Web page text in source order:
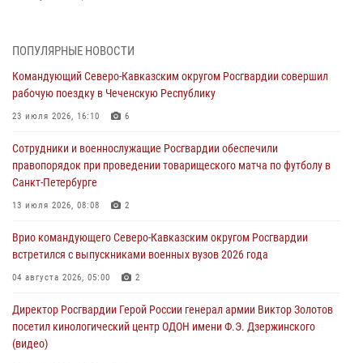
(видео)
Росгвардейцы провели занятие по стрелковой подготовке для
воспитанников Центра детского, юношеского туризма и
09 августа 2026, 05:00
В регионах Урала бойцам Росгвардии в зону СВО передали свежие
тиражи газет
Всероссийская ведомственная акции «Каникулы с Росгвардией
проходит в Сибири
ПОПУЛЯРНЫЕ НОВОСТИ
Командующий Северо-Кавказским округом Росгвардии совершил
рабочую поездку в Чеченскую Республику
23 июля 2026, 16:10 6
Сотрудники и военнослужащие Росгвардии обеспечили
правопорядок при проведении товарищеского матча по футболу в
Санкт-Петербурге
13 июля 2026, 08:08 2
Врио командующего Северо-Кавказским округом Росгвардии
встретился с выпускниками военных вузов 2026 года
04 августа 2026, 05:00 2
Директор Росгвардии Герой России генерал армии Виктор Золотов
посетил кинологический центр ОДОН имени Ф.Э. Дзержинского
(видео)